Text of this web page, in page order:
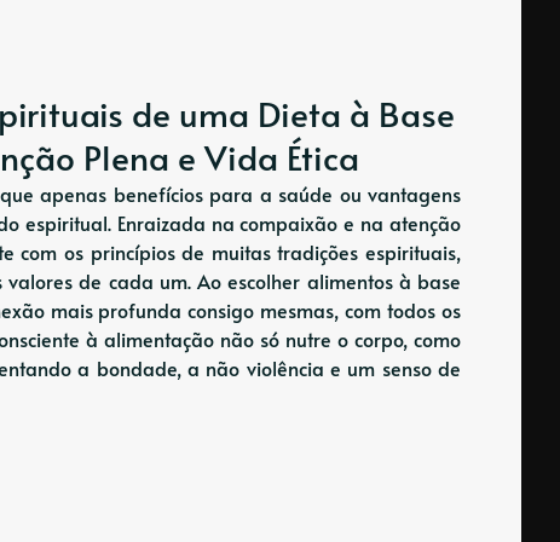
de uma Dieta à Base
Plena e Vida Ética
apenas benefícios para a saúde ou vantagens
espiritual. Enraizada na compaixão e na atenção
com os princípios de muitas tradições espirituais,
de cada um. Ao escolher alimentos à base
mais profunda consigo mesmas, com todos os
à alimentação não só nutre o corpo, como
a bondade, a não violência e um senso de